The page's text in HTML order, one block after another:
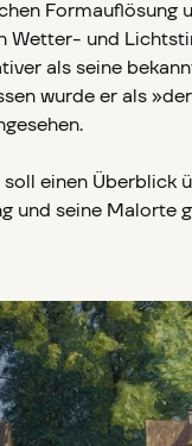
Formauflösung
Wetter- und
als seine
wurde er als
soll einen Überblick
und seine Malorte